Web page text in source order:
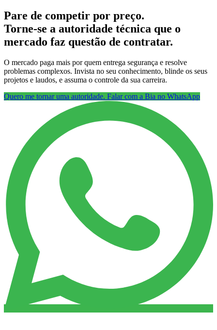
Pare de competir por preço.
Torne-se a autoridade técnica que o
mercado faz questão de contratar.
O mercado paga mais por quem entrega segurança e resolve
problemas complexos. Invista no seu conhecimento, blinde os seus
projetos e laudos, e assuma o controle da sua carreira.
Quero me tornar uma autoridade. Falar com a Bia no WhatsApp